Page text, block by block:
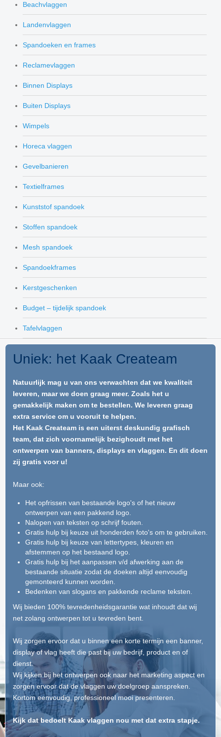
Beachvlaggen
Landenvlaggen
Spandoeken en frames
Reclamevlaggen
Binnen Displays
Buiten Displays
Wimpels
Horeca vlaggen
Gevelbanieren
Textielframes
Kunststof spandoek
Stoffen spandoek
Mesh spandoek
Spandoekframes
Kerstgeschenken
Budget – tijdelijk spandoek
Tafelvlaggen
Uniek: het Kaak Createam
Natuurlijk mag u van ons verwachten dat we kwaliteit
leveren, maar we doen graag meer. Zoals het u
gemakkelijk maken om te bestellen. We leveren graag
extra service om u vooruit te helpen.
Het Kaak Createam is een uiterst deskundig grafisch
team, dat zich voornamelijk bezighoudt met het
ontwerpen van banners, displays en vlaggen. En dit doen
zij gratis voor u!
Maar ook:
Het opfrissen van bestaande logo's of het nieuw
ontwerpen van een pakkend logo.
Nalopen van teksten op schrijf fouten.
Gratis hulp bij keuze uit honderden foto's om te gebruiken.
Gratis hulp bij keuze van lettertypes, kleuren en
afstemmen op het bestaand logo.
Gratis hulp bij het aanpassen v/d afwerking aan de
bestaande situatie zodat de doeken altijd eenvoudig
gemonteerd kunnen worden.
Bedenken van slogans en pakkende reclame teksten.
Wij bieden 100% tevredenheidsgarantie wat inhoudt dat wij
net zolang ontwerpen tot u tevreden bent.
Wij zorgen ervoor dat u binnen een korte termijn een banner,
display of vlag heeft die past bij uw bedrijf, product en of
dienst.
Wij kijken bij het ontwerpen ook naar het marketing aspect en
zorgen ervoor dat de vlaggen uw doelgroep aanspreken.
Kortom eenvoudig, professioneel mooi presenteren.
Kijk dat bedoelt Kaak vlaggen nou met dat extra stapje.